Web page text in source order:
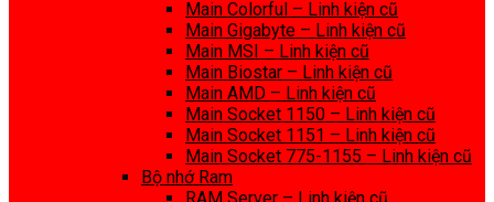
Main Colorful – Linh kiện cũ
Main Gigabyte – Linh kiện cũ
Main MSI – Linh kiện cũ
Main Biostar – Linh kiện cũ
Main AMD – Linh kiện cũ
Main Socket 1150 – Linh kiện cũ
Main Socket 1151 – Linh kiện cũ
Main Socket 775-1155 – Linh kiện cũ
Bộ nhớ Ram